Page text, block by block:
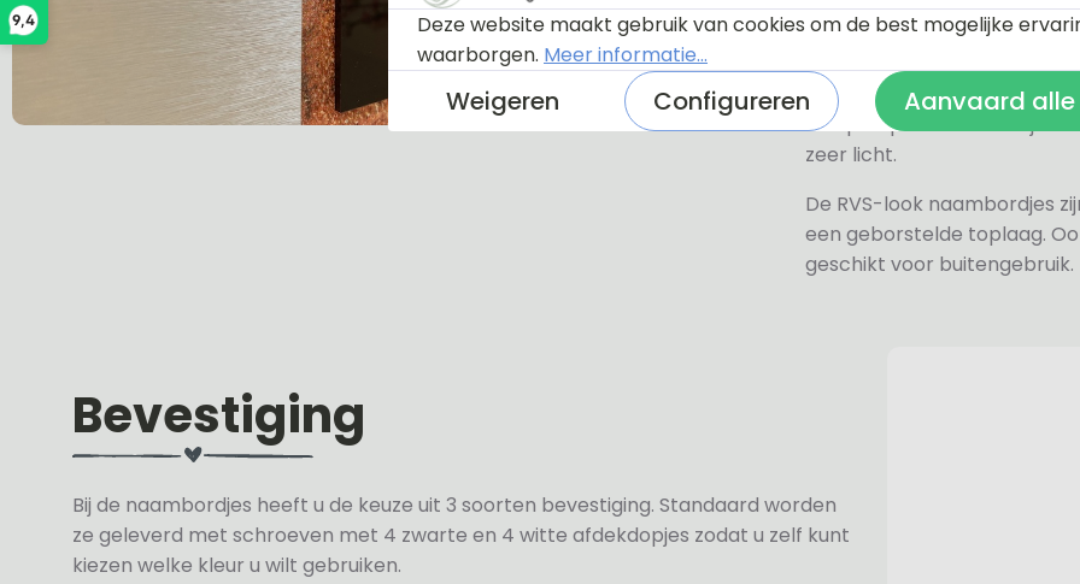
9,4
wit, grijs, zwart en mat zwart.
Het naambordje is een
daarom geschikt voor
een perspex naambordje
zeer licht.
De RVS-look naambordjes
een geborstelde toplaag.
geschikt voor buitengebruik.
Bevestiging
Bij de naambordjes heeft u de keuze uit 3 soorten bevestiging. Standaard worden
ze geleverd met schroeven met 4 zwarte en 4 witte afdekdopjes zodat u zelf kunt
kiezen welke kleur u wilt gebruiken.
Deze website maakt gebruik van cookies om de best mogelijke
waarborgen. Meer informatie...
Weigeren Configureren Aanvaard